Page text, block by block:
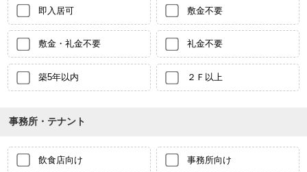
即入居可 敷金不要
敷金・礼金不要 礼金不要
築5年以内 ２Ｆ以上
事務所・テナント
飲食店向け 事務所向け